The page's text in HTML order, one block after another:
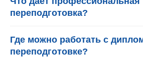
переподготовка?
Где можно работать с
переподготовке?